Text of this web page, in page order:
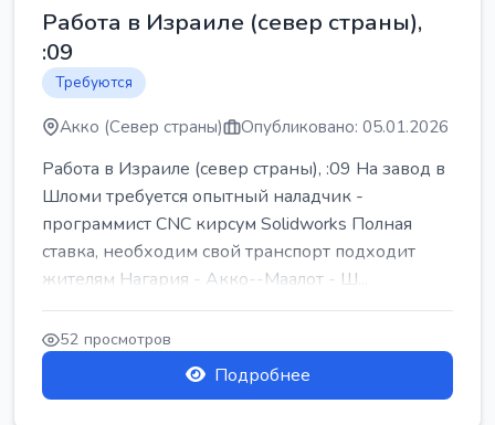
Работа в Израиле (север страны),
:09
Требуются
Акко (Север страны) Опубликовано: 05.01.2026
Работа в Израиле (север страны), :09 На завод в
Шломи требуется опытный наладчик -
программист CNC кирсум Solidworks Полная
ставка, необходим свой транспорт подходит
жителям Нагария - Акко--Маалот - Ш...
52 просмотров
Подробнее